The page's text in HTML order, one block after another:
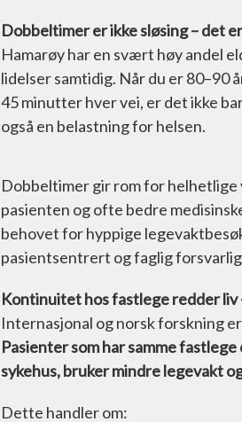
Dobbeltimer er ikke sløsing – det
Hamarøy har en svært høy andel
lidelser samtidig. Når du er 80–90
45 minutter hver vei, er det ikke
også en belastning for helsen.
Dobbeltimer gir rom for
pasienten og ofte bedre
behovet for hyppige
pasientsentrert og faglig
Kontinuitet hos fastlege redder liv
Internasjonal og norsk forskning
Pasienter som har samme
sykehus, bruker mindre legevakt
Dette handler om: